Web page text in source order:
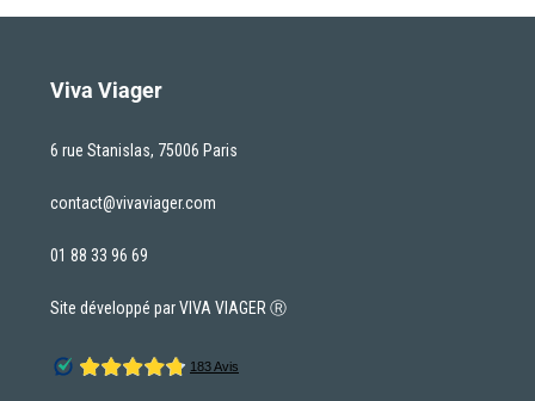
Viva Viager
6 rue Stanislas, 75006 Paris
contact@vivaviager.com
01 88 33 96 69
Site développé par VIVA VIAGER Ⓡ